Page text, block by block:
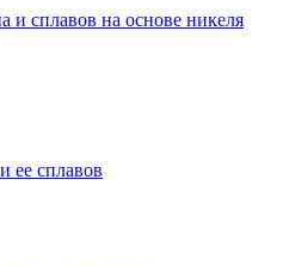
и сплавов на основе никеля
ее сплавов